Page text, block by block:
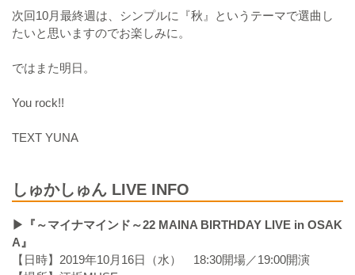
次回10月最終週は、シンプルに『秋』というテーマで選曲し
たいと思いますのでお楽しみに。
ではまた明日。
You rock!!
TEXT YUNA
しゅかしゅん LIVE INFO
▶『～マイナマインド～22 MAINA BIRTHDAY LIVE in OSAK
A』
【日時】2019年10月16日（水） 18:30開場／19:00開演